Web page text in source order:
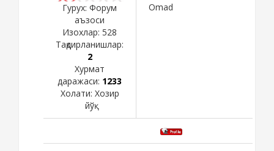
Гурух: Форум
аъзоси
Изохлар: 528
Тақдирланишлар:
2
Хурмат
даражаси: 1233
Холати: Хозир
йўқ
Omad